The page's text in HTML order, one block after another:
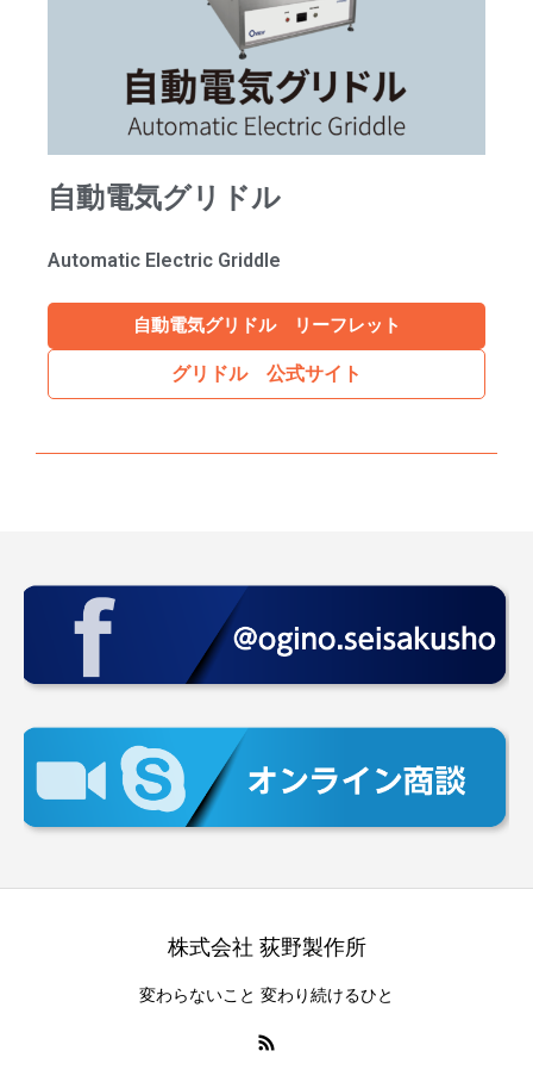
自動電気グリドル
Automatic Electric Griddle
自動電気グリドル リーフレット
グリドル 公式サイト
株式会社 荻野製作所
変わらないこと 変わり続けるひと